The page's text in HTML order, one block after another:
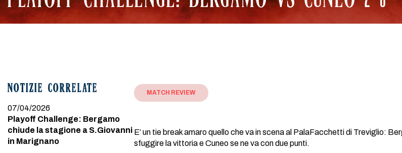
NOTIZIE CORRELATE
07/04/2026
Playoff Challenge: Bergamo
chiude la stagione a S.Giovanni
in Marignano
MATCH REVIEW
E’ un tie break amaro quello che va in scena al PalaFacchetti di Treviglio:
sfuggire la vittoria e Cuneo se ne va con due punti.